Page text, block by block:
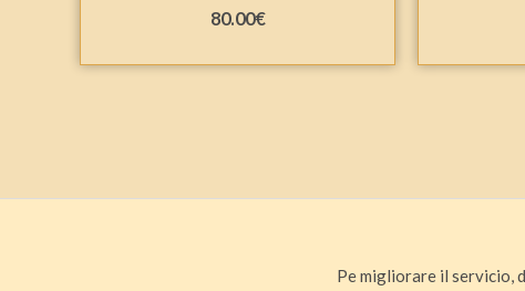
80.00€
Pe migliorare il servicio,